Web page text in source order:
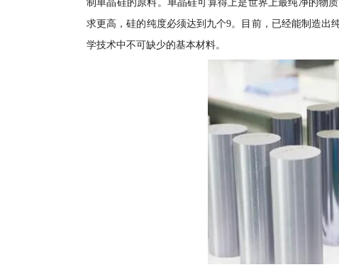
制单晶硅的原料。单晶硅可算得上是世界上最纯净的物
求更高，硅的纯度必须达到九个9。目前，已经能制造出
学技术中不可缺少的基本材料。